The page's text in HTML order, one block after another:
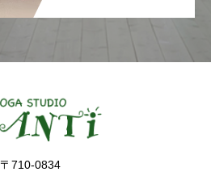
〒710-0834